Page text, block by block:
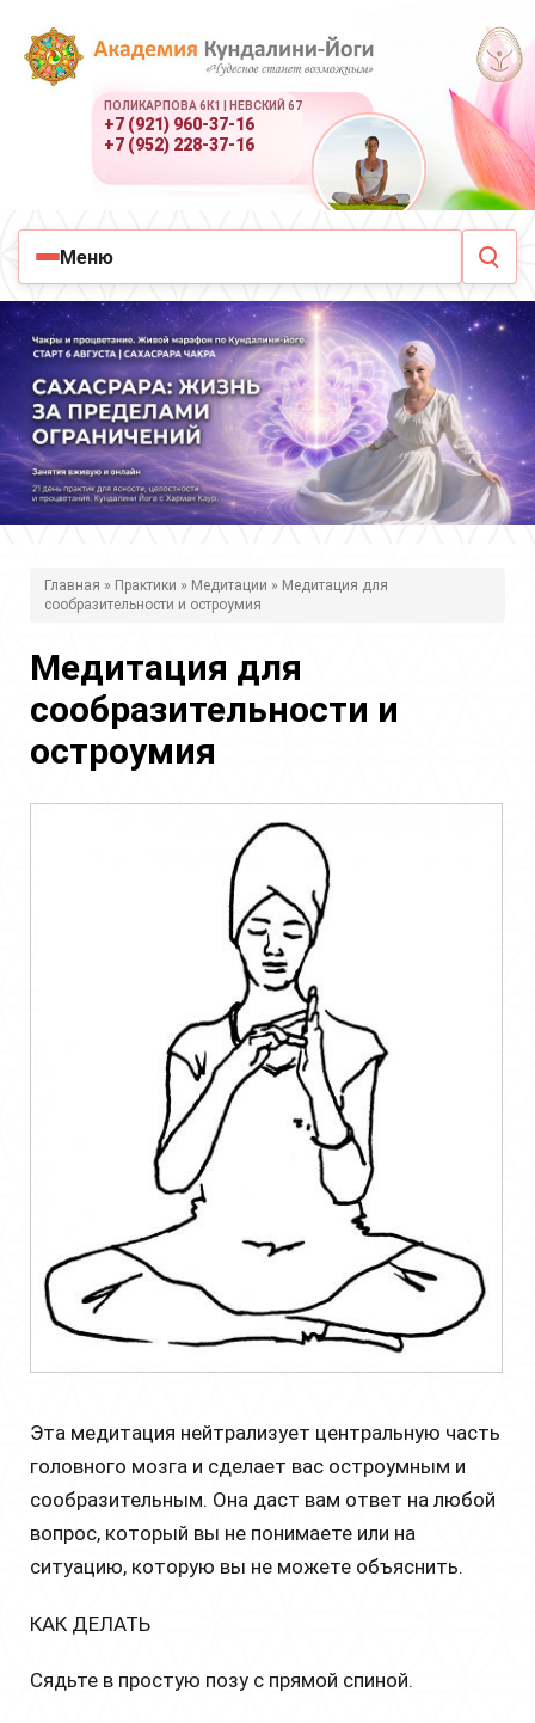
ПОЛИКАРПОВА 6К1 | НЕВСКИЙ 67
+7 (921) 960-37-16
+7 (952) 228-37-16
Меню
д
е
ь
Главная » Практики » Медитации » Медитация для
сообразительности и остроумия
Медитация для
сообразительности и
остроумия
Эта медитация нейтрализует центральную часть
головного мозга и сделает вас остроумным и
сообразительным. Она даст вам ответ на любой
вопрос, который вы не понимаете или на
ситуацию, которую вы не можете объяснить.
КАК ДЕЛАТЬ
Сядьте в простую позу с прямой спиной.